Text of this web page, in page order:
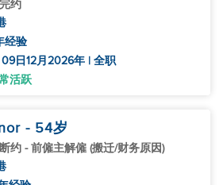
约
经验
日12月2026年 | 全职
活跃
- 54岁
约 - 前僱主解僱 (搬迁/财务原因)